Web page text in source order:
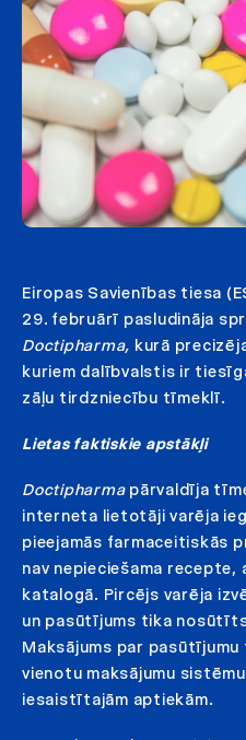
Eiropas Savienības tiesa
29. februārī pasludināja
Doctipharma, kurā
kuriem dalībvalstis ir
zāļu tirdzniecību tīmeklī.
Lietas faktiskie apstākļi
Doctipharmapārvaldīja
interneta lietotāji varēja
pieejamās farmaceitiskās
nav nepieciešama
katalogā. Pircējs varēja
un pasūtījums tika
Maksājums par
vienotu maksājumu
iesaistītajām aptiekām.